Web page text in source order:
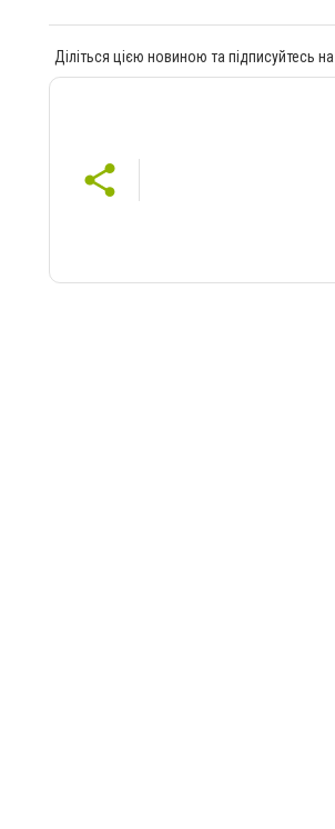
Діліться цією новиною та підписуйтесь